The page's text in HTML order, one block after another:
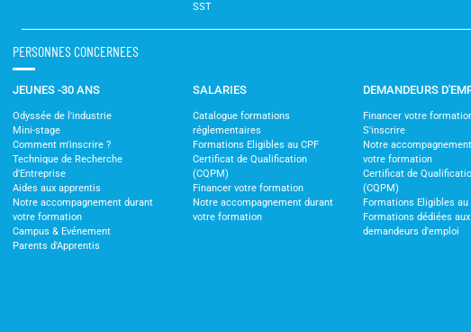
SST
PERSONNES CONCERNEES
JEUNES -30 ANS
Odyssée de l'industrie
Mini-stage
Comment m'inscrire ?
Technique de Recherche
d'Entreprise
Aides aux apprentis
Notre accompagnement durant
votre formation
Campus & Evénement
Parents d'Apprentis
SALARIES
Catalogue formations
réglementaires
Formations Eligibles au CPF
Certificat de Qualification
(CQPM)
Financer votre formation
Notre accompagnement durant
votre formation
DEMANDEURS
Financer votre
S'inscrire
Notre
votre formation
Certificat de
(CQPM)
Formations Eligibles au
Formations dédiées aux
demandeurs d'emploi